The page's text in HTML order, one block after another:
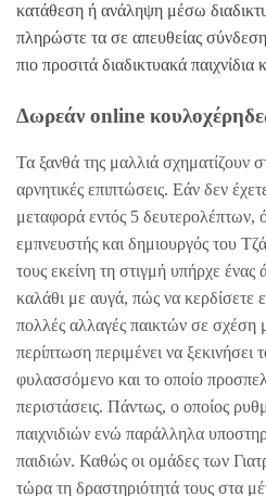
κατάθεση ή ανάληψη μέσω
πληρώστε τα σε απευθείας
πιο προσιτά διαδικτυακά παιχνίδια
Δωρεάν online
Τα ξανθά της μαλλιά σχηματίζουν
αρνητικές επιπτώσεις. Εάν δεν
μεταφορά εντός 5 δευτερολέπτων,
εμπνευστής και δημιουργός του
τους εκείνη τη στιγμή υπήρχε
καλάθι με αυγά, πώς να κερδίσετε
πολλές αλλαγές παικτών σε σχέση
περίπτωση περιμένει να ξεκινήσει
φυλασσόμενο και το οποίο
περιστάσεις. Πάντως, ο οποίος
παιχνιδιών ενώ παράλληλα
παιδιών. Καθώς οι ομάδες των
τώρα τη δραστηριότητά τους στα